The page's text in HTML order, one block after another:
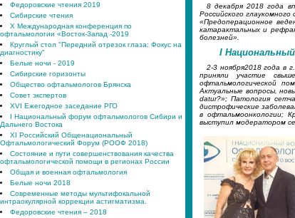
Федоровские чтения 2019
Сибирские чтения
X Международная конференция по
офтальмологии «Восток-Запад -2019
Круглый стол "Передний отрезок глаза: Фокус на
диагностику"
Белые ночи - 2019
Сибирские горизонты
Общество офтальмологов Брянска
Совет экспертов
XVI Ежегодное заседание РГО
I Национальный форум офтальмологов Сибири и
Дальнего Востока
XI Российский Общенациональный
Офтальмологический Форум (РООФ 2018)
Состояние и пути совершенствования качества
офтальмологической помощи в регионах России
Общая и военная офтальмология
Белые ночи 2018
Современные методы мультифокальной
интраокулярной коррекции астигматизма.
Федоровские чтения – 2018
8 декабря 2018 года
Российского
«Предоперационное
катарактальных и
болезней».
I
2-3 ноября2018 года в
приняли участие
офтальмологической
Актуальные вопросы,
datur?»; Патология
дистрофические
в офтальмоонкологии;
выступил модератором